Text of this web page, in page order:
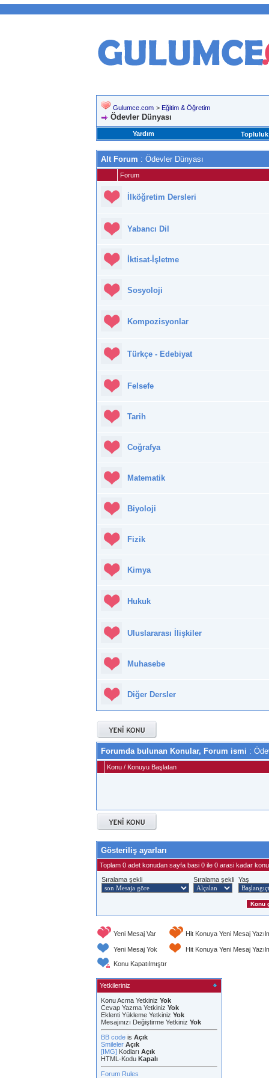
Gulumce.com > Eğitim & Öğretim
Ödevler Dünyası
Yardım Topluluk
Alt Forum : Ödevler Dünyası
Forum
İlköğretim Dersleri
Yabancı Dil
İktisat-İşletme
Sosyoloji
Kompozisyonlar
Türkçe - Edebiyat
Felsefe
Tarih
Coğrafya
Matematik
Biyoloji
Fizik
Kimya
Hukuk
Uluslararası İlişkiler
Muhasebe
Diğer Dersler
Forumda bulunan Konular, Forum ismi :
Konu / Konuyu Başlatan
Gösteriliş ayarları
Toplam 0 adet konudan sayfa basi 0 ile 0 arasi kadar
Sıralama şekli
Sıralama şekli Yaş
Yeni Mesaj Var Hit Konuya Yeni Mesaj
Yeni Mesaj Yok
Hit Konuya Yeni Mesaj
Konu Kapatılmıştır
Yetkileriniz
Konu Acma Yetkiniz Yok
Cevap Yazma Yetkiniz Yok
Eklenti Yükleme Yetkiniz Yok
Mesajınızı Değiştirme Yetkiniz Yok
BB code is Açık
Smileler Açık
[IMG] Kodları Açık
HTML-Kodu Kapalı
Forum Rules